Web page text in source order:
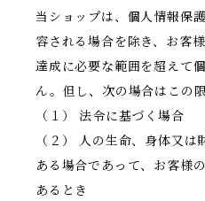
当ショップは、個人情報保
容される場合を除き、お客
達成に必要な範囲を超えて
ん。但し、次の場合はこの
（１） 法令に基づく場合
（２） 人の生命、身体又
ある場合であって、お客様
あるとき